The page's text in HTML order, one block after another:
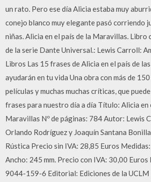
un rato. Pero ese día Alicia estaba muy
conejo blanco muy elegante pasó corriendo
niñas. Alicia en el país de la Maravillas. Libro
de la serie Dante Universal.: Lewis Carroll:
Libros Las 15 frases de Alicia en el país de
ayudarán en tu vida Una obra con más de
películas y muchas muchas críticas, que
frases para nuestro día a día Título: Alicia en
Maravillas Nº de páginas: 784 Autor: Lewis
Orlando Rodríguez y Joaquín Santana
Rústica Precio sin IVA: 28,85 Euros
Ancho: 245 mm. Precio con IVA: 30,00
9044-159-6 Editorial: Ediciones de la UCLM